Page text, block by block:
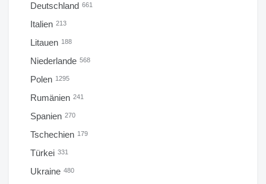
Deutschland 661
Italien 213
Litauen 188
Niederlande 568
Polen 1295
Rumänien 241
Spanien 270
Tschechien 179
Türkei 331
Ukraine 480